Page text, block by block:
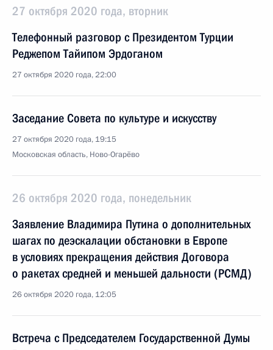
27 октября 2020 года, вторник
Телефонный разговор с Президентом Турции
Реджепом Тайипом Эрдоганом
27 октября 2020 года, 22:00
Заседание Совета по культуре и искусству
27 октября 2020 года, 19:15
Московская область, Ново-Огарёво
26 октября 2020 года, понедельник
Заявление Владимира Путина о дополнительных
шагах по деэскалации обстановки в Европе
в условиях прекращения действия Договора
о ракетах средней и меньшей дальности (РСМД)
26 октября 2020 года, 12:05
Встреча с Председателем Государственной Думы